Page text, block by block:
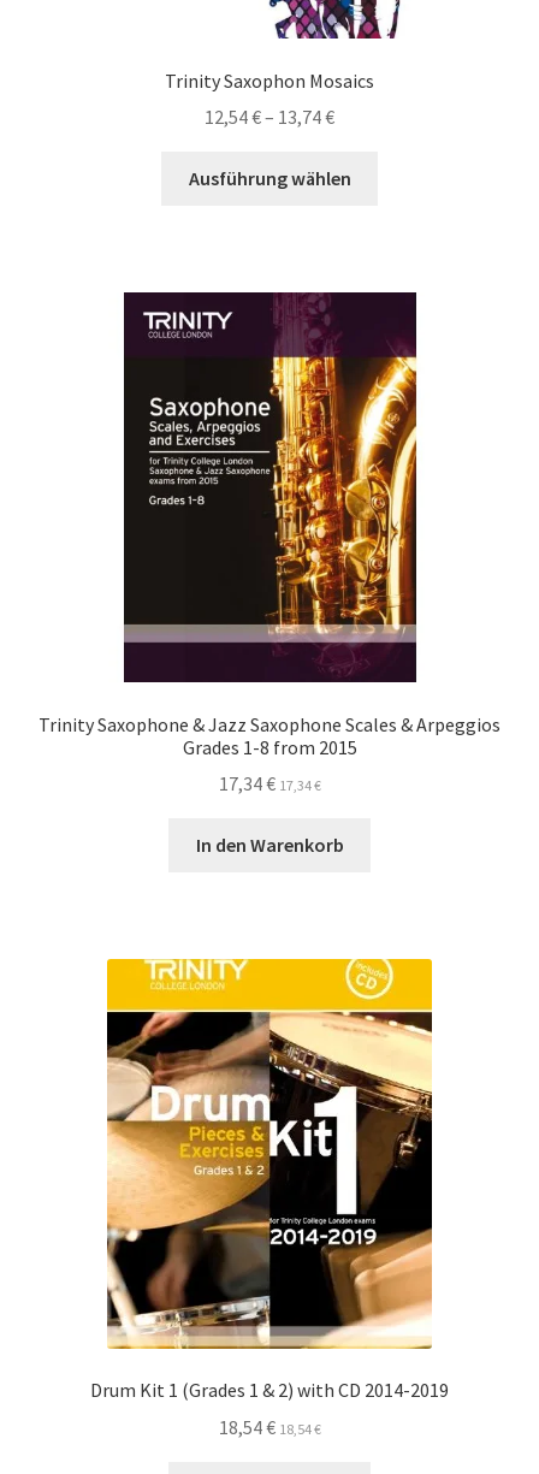
Trinity Saxophon Mosaics
12,54€– 13,74€Preisspanne:
bis
Ausführung wählen
Die
Optionen
können
auf
der
Produktseite
gewählt
werden
Trinity Saxophone & Jazz Saxophone Scales & Arpeggios
Grades 1-8 from 2015
17,34€ 17,34€
In den Warenkorb
Drum Kit 1 (Grades 1 & 2) with CD 2014-2019
18,54€ 18,54€